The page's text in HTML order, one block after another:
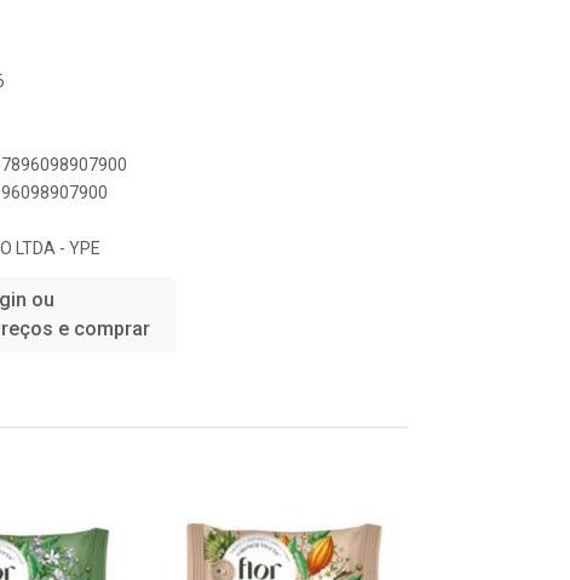
LTDA - YPE
ou
e comprar